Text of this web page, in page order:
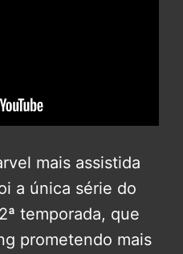
mais assistida
a única série do
temporada, que
prometendo mais